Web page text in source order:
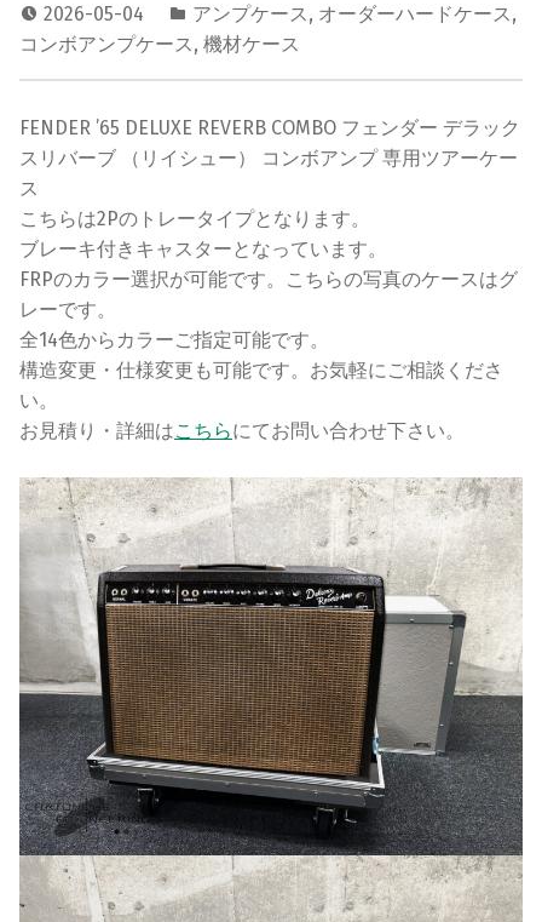
2026-05-04 アンプケース, オーダーハードケース,
コンボアンプケース, 機材ケース
FENDER ’65 DELUXE REVERB COMBO フェンダー デラック
スリバーブ （リイシュー） コンボアンプ 専用ツアーケー
ス
こちらは2Pのトレータイプとなります。
ブレーキ付きキャスターとなっています。
FRPのカラー選択が可能です。こちらの写真のケースはグ
レーです。
全14色からカラーご指定可能です。
構造変更・仕様変更も可能です。お気軽にご相談くださ
い。
お見積り・詳細はこちらにてお問い合わせ下さい。